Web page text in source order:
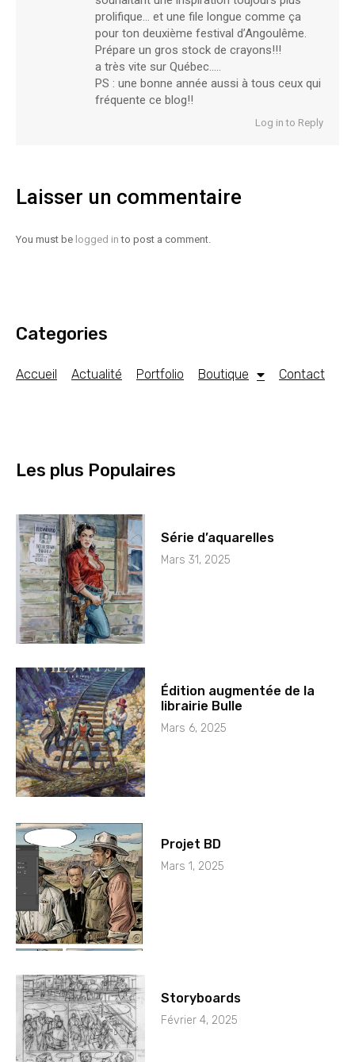
prolifique… et une file longue comme ça
pour ton deuxième festival d’Angoulême.
Prépare un gros stock de crayons!!!
a très vite sur Québec…..
PS : une bonne année aussi à tous ceux qui
fréquente ce blog!!
Log in to Reply
Laisser un commentaire
You must be logged in to post a comment.
Categories
Accueil Actualité Portfolio Boutique Contact
Les plus Populaires
Série d’aquarelles
Mars 31, 2025
Édition augmentée de la
librairie Bulle
Mars 6, 2025
Projet BD
Mars 1, 2025
Storyboards
Février 4, 2025